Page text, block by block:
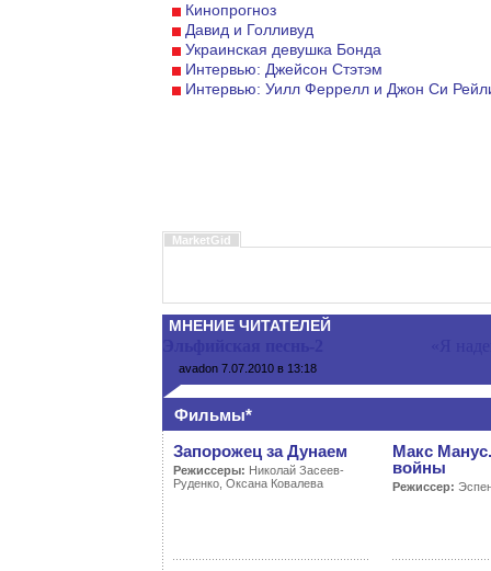
Кинопрогноз
Давид и Голливуд
Украинская девушка Бонда
Интервью: Джейсон Стэтэм
Интервью: Уилл Феррелл и Джон Си
MarketGid
МНЕНИЕ ЧИТАТЕЛЕЙ
avadon 7.07.2010 в 13:18
Фильмы*
Запорожец за Дунаем
Режиссеры: Николай Засеев-
Руденко, Оксана Ковалева
Макс
войны
Режиссер: